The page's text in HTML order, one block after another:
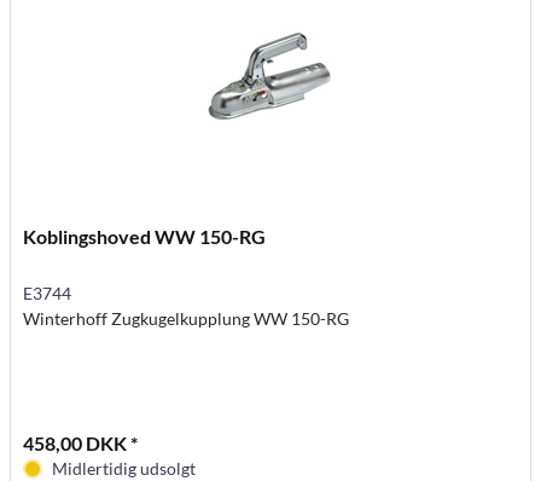
Koblingshoved WW 150-RG
E3744
Winterhoff Zugkugelkupplung WW 150-RG
458,00 DKK *
Midlertidig udsolgt